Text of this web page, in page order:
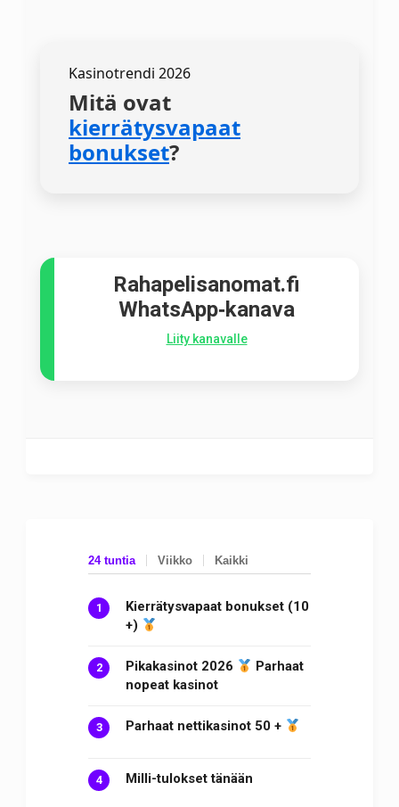
Kasinotrendi 2026
Mitä ovat
kierrätysvapaat
bonukset?
Rahapelisanomat.fi
WhatsApp‑kanava
Liity kanavalle
24 tuntia Viikko Kaikki
Kierrätysvapaat bonukset (10
+)
Pikakasinot 2026
Parhaat
nopeat kasinot
Parhaat nettikasinot 50 +
Milli-tulokset tänään